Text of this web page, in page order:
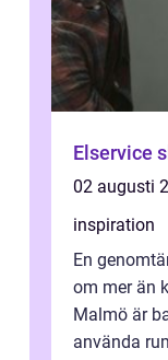
02 augusti
inspiration
En
om mer än
Malmö är
använda